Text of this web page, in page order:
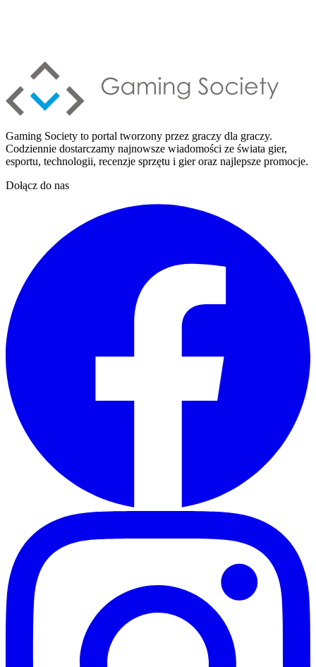
Gaming Society to portal tworzony przez graczy dla graczy.
Codziennie dostarczamy najnowsze wiadomości ze świata gier,
esportu, technologii, recenzje sprzętu i gier oraz najlepsze promocje.
Dołącz do nas